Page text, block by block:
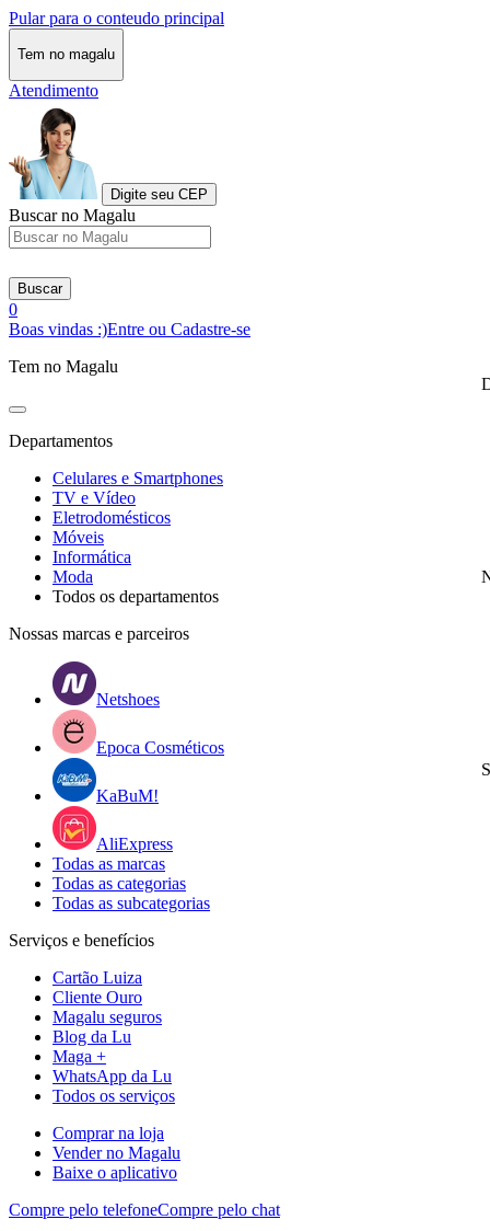
Pular para o conteudo principal
Tem no magalu
Atendimento
Digite seu CEP
Buscar no Magalu
Buscar
0
Boas vindas :)Entre ou Cadastre-se
Tem no Magalu
Departamentos
Celulares e Smartphones
TV e Vídeo
Eletrodomésticos
Móveis
Informática
Moda
Todos os departamentos
Nossas marcas e parceiros
Netshoes
Epoca Cosméticos
KaBuM!
AliExpress
Todas as marcas
Todas as categorias
Todas as subcategorias
Serviços e benefícios
Cartão Luiza
Cliente Ouro
Magalu seguros
Blog da Lu
Maga +
WhatsApp da Lu
Todos os serviços
Comprar na loja
Vender no Magalu
Baixe o aplicativo
Compre pelo telefoneCompre pelo chat